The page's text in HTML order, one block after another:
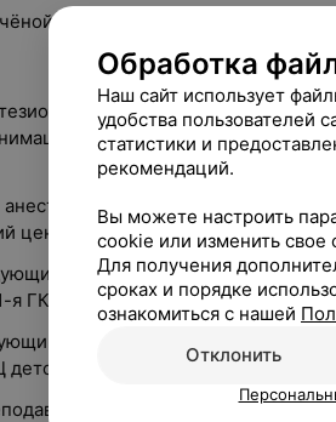
степени «Кандидат
реаниматолог отделения
ДХЦ 1-ой городской
реанимационного
центр
анестезиолого-
я ГКБ г. Минска»
анестезиолого-
хирургии
кафедры детской
Обработка
Наш сайт использует
удобства пользователей
статистики и
рекомендаций.
Вы можете настроить
cookie или изменить свое
Для получения
сроках и порядке
ознакомиться с нашей
Отклонить